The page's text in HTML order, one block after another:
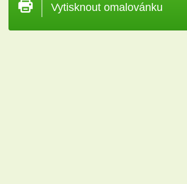
Vytisknout omalovánku